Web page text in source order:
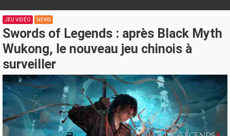
JEU VIDÉO NEWS
Swords of Legends : après Black Myth
Wukong, le nouveau jeu chinois à
surveiller